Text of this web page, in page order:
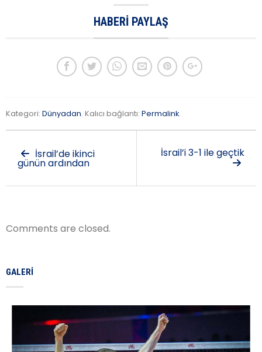
HABERI PAYLAŞ
Kategori: Dünyadan. Kalıcı bağlantı: Permalink.
İsrail’de ikinci
günün ardından
İsrail’i 3-1 ile geçtik
Comments are closed.
GALERI